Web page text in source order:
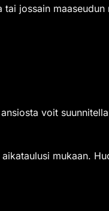
jossain
voit
mukaan.